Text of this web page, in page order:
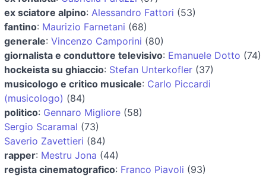
ex sciatore alpino: Alessandro Fattori (53)
fantino: Maurizio Farnetani (68)
generale: Vincenzo Camporini (80)
giornalista e conduttore televisivo: Emanuele Dotto (74)
hockeista su ghiaccio: Stefan Unterkofler (37)
musicologo e critico musicale: Carlo Piccardi
(musicologo) (84)
politico: Gennaro Migliore (58)
Sergio Scaramal (73)
Saverio Zavettieri (84)
rapper: Mestru Jona (44)
regista cinematografico: Franco Piavoli (93)